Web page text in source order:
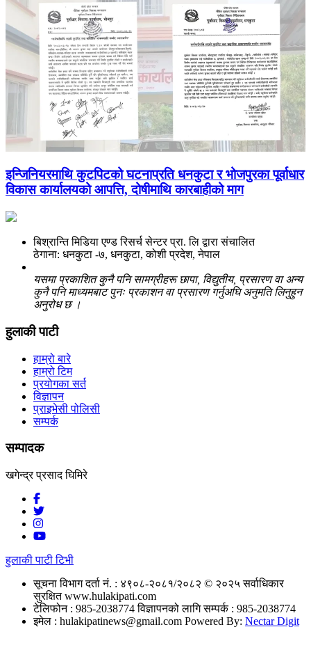
इन्जिनियरमाथि कुटपिटको घटनाप्रति धनकुटा र भोजपुरका पूर्वाधार
विकास कार्यालयको आपत्ति, दोषीमाथि कारबाहीको माग
बिश्रान्ति मिडिया एण्ड रिसर्च सेन्टर प्रा. लि द्वारा संचालित
ठेगाना: धनकुटा -७, धनकुटा, कोशी प्रदेश, नेपाल
यसमा प्रकाशित कुनै पनि सामग्रीहरू छापा, विद्युतीय, प्रसारण वा अन्य
कुनै पनि माध्यमबाट पुनः प्रकाशन वा प्रसारण गर्नुअघि अनुमति लिनुहुन
अनुरोध छ ।
हुलाकी पाटी
हाम्रो बारे
हाम्रो टिम
प्रयोगका सर्त
विज्ञापन
प्राइभेसी पोलिसी
सम्पर्क
सम्पादक
खगेन्द्र प्रसाद घिमिरे
हुलाकी पाटी टिभी
सूचना विभाग दर्ता नं. : ४९०८-२०८१/२०८२ © २०२५ सर्वाधिकार
सुरक्षित www.hulakipati.com
टेलिफोन : 985-2038774विज्ञापनको लागि सम्पर्क : 985-2038774
इमेल : hulakipatinews@gmail.com Powered By: Nectar Digit